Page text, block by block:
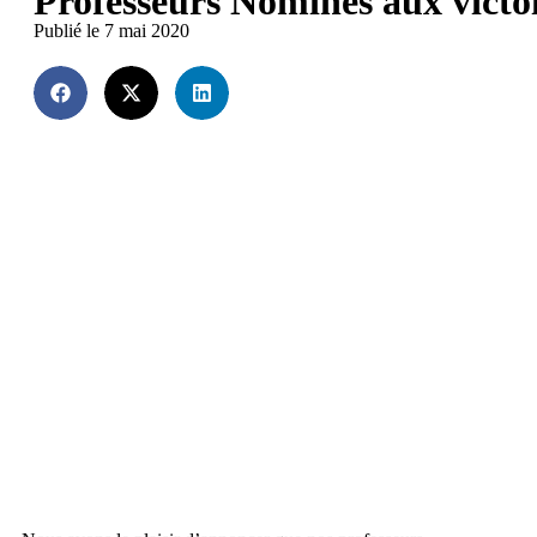
Publié le 7 mai 2020